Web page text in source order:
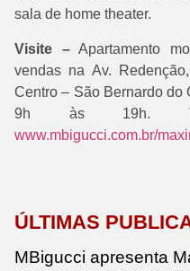
sala de home theater.
Visite –Apartamento
vendas na Av.
Centro – São Bernardo do
9h às 19h.
www.mbigucci.com.br/
ÚLTIMAS
MBigucci apresenta